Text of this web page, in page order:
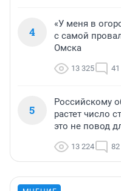
4
«У меня в
с самой
Омска
13 325 41
5
Российскому
растет число
это не повод
13 224 82